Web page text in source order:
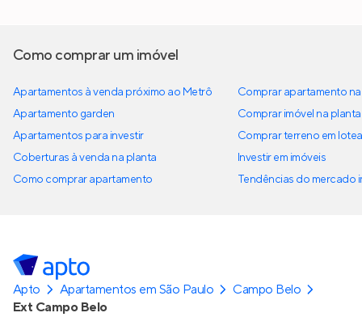
Como comprar um imóvel
Apartamentos à venda próximo ao Metrô
Apartamento garden
Apartamentos para investir
Coberturas à venda na planta
Como comprar apartamento
Comprar apartamento
Comprar imóvel na planta
Comprar terreno em
Investir em imóveis
Tendências do mercado
Apto Apartamentos em São Paulo
Campo Belo
Ext Campo Belo